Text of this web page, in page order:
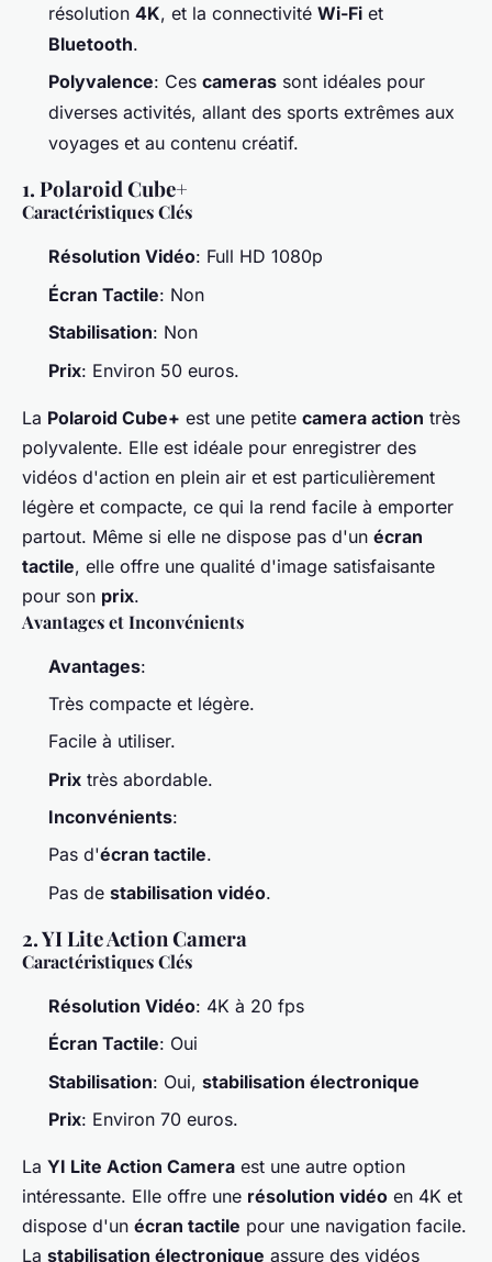
résolution 4K, et la connectivité Wi-Fi et
Bluetooth.
Polyvalence: Ces cameras sont idéales pour
diverses activités, allant des sports extrêmes aux
voyages et au contenu créatif.
1. Polaroid Cube+
Caractéristiques Clés
Résolution Vidéo: Full HD 1080p
Écran Tactile: Non
Stabilisation: Non
Prix: Environ 50 euros.
La Polaroid Cube+ est une petite camera action très
polyvalente. Elle est idéale pour enregistrer des
vidéos d'action en plein air et est particulièrement
légère et compacte, ce qui la rend facile à emporter
partout. Même si elle ne dispose pas d'un écran
tactile, elle offre une qualité d'image satisfaisante
pour son prix.
Avantages et Inconvénients
Avantages:
Très compacte et légère.
Facile à utiliser.
Prix très abordable.
Inconvénients:
Pas d'écran tactile.
Pas de stabilisation vidéo.
2. YI Lite Action Camera
Caractéristiques Clés
Résolution Vidéo: 4K à 20 fps
Écran Tactile: Oui
Stabilisation: Oui, stabilisation électronique
Prix: Environ 70 euros.
La YI Lite Action Camera est une autre option
intéressante. Elle offre une résolution vidéo en 4K et
dispose d'un écran tactile pour une navigation facile.
La stabilisation électronique assure des vidéos